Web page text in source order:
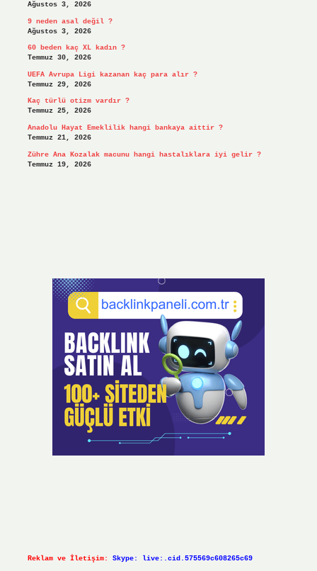
Ağustos 3, 2026
9 neden asal değil ?
Ağustos 3, 2026
60 beden kaç XL kadın ?
Temmuz 30, 2026
UEFA Avrupa Ligi kazanan kaç para alır ?
Temmuz 29, 2026
Kaç türlü otizm vardır ?
Temmuz 25, 2026
Anadolu Hayat Emeklilik hangi bankaya aittir ?
Temmuz 21, 2026
Zühre Ana Kozalak macunu hangi hastalıklara iyi gelir ?
Temmuz 19, 2026
Reklam ve İletişim: Skype: live:.cid.575569c608265c69